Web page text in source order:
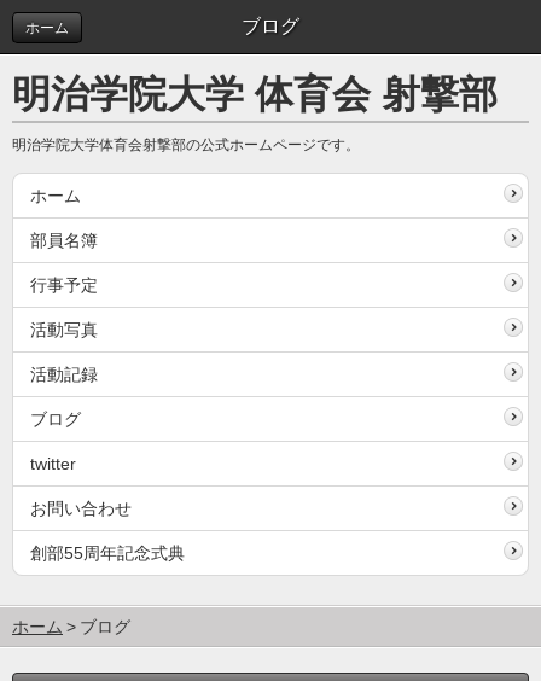
ブログ
ホーム
明治学院大学 体育会 射撃部
明治学院大学体育会射撃部の公式ホームページです。
ホーム
部員名簿
行事予定
活動写真
活動記録
ブログ
twitter
お問い合わせ
創部55周年記念式典
ホーム ブログ